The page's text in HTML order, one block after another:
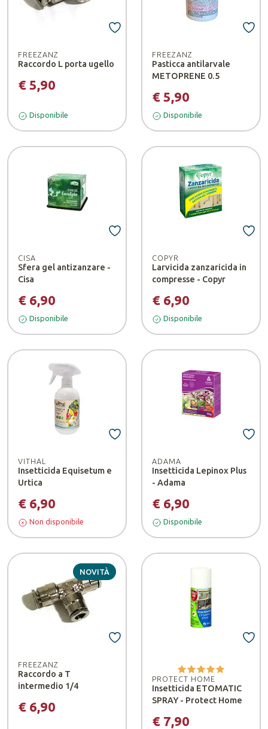
FREEZANZ
Raccordo L porta ugello
€ 5,90
Disponibile
FREEZANZ
Pasticca antilarvale
METOPRENE 0.5
€ 5,90
Disponibile
CISA
Sfera gel antizanzare -
Cisa
€ 6,90
Disponibile
COPYR
Larvicida zanzaricida in
compresse - Copyr
€ 6,90
Disponibile
VITHAL
Insetticida Equisetum e
Urtica
€ 6,90
Non disponibile
ADAMA
Insetticida Lepinox Plus
- Adama
€ 6,90
Disponibile
NOVITÀ
FREEZANZ
Raccordo a T
intermedio 1/4
€ 6,90
PROTECT HOME
Insetticida ETOMATIC
SPRAY - Protect Home
€ 7,90